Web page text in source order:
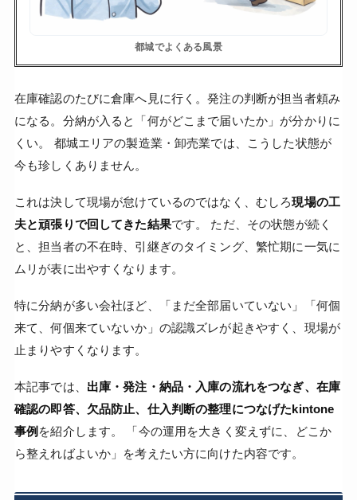
都城でよくある風景
在庫確認のたびに倉庫へ見に行く。発注の判断が担当者頼み
になる。分納が入ると「何がどこまで届いたか」が分かりに
くい。 都城エリアの製造業・卸売業では、こうした状態が
今も珍しくありません。
これは決して現場が怠けているのではなく、むしろ現場の工
夫と頑張りで回してきた結果です。 ただ、その状態が続く
と、担当者の不在時、引継ぎのタイミング、繁忙期に一気に
ムリが表に出やすくなります。
特に分納が多い会社ほど、「まだ全部届いていない」「何個
来て、何個来ていないか」の認識ズレが起きやすく、現場が
止まりやすくなります。
本記事では、 出庫・発注・納品・入庫の流れをつなぎ、在庫
確認の即答、欠品防止、仕入判断の整理につなげたkintone
事例 を紹介します。 「今の運用を大きく変えずに、どこか
ら整えればよいか」を考えたい方に向けた内容です。